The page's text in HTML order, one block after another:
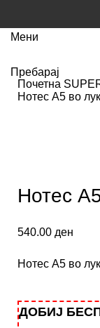
Мени
Пребарај
Почетна
Нотес A5 во
Нотес
540.00 ден
Нотес A5 во
ДОБИЈ